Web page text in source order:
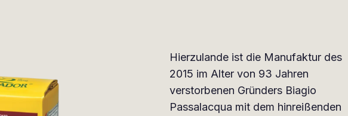
Hierzulande ist die Manufaktur des
2015 im Alter von 93 Jahren
verstorbenen Gründers Biagio
Passalacqua mit dem hinreißenden